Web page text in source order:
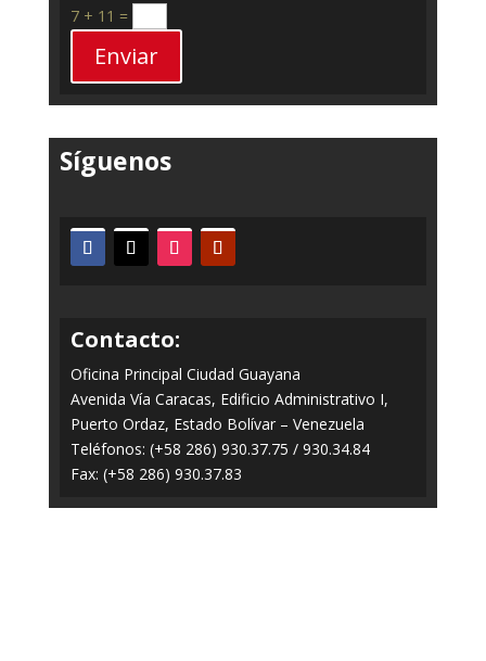
7 + 11 =
Enviar
Síguenos
Contacto:
Oficina Principal Ciudad Guayana
Avenida Vía Caracas, Edificio Administrativo I,
Puerto Ordaz, Estado Bolívar – Venezuela
Teléfonos: (+58 286) 930.37.75 / 930.34.84
Fax: (+58 286) 930.37.83